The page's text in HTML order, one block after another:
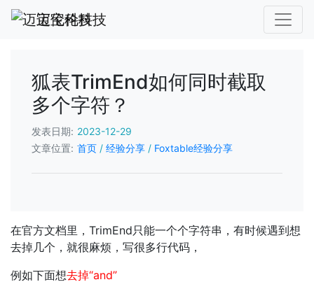
迈宝伦科技
狐表TrimEnd如何同时截取
多个字符？
发表日期: 2023-12-29
文章位置: 首页 / 经验分享 / Foxtable经验分享
在官方文档里，TrimEnd只能一个个字符串，有时候遇到想
去掉几个，就很麻烦，写很多行代码，
例如下面想去掉“and”